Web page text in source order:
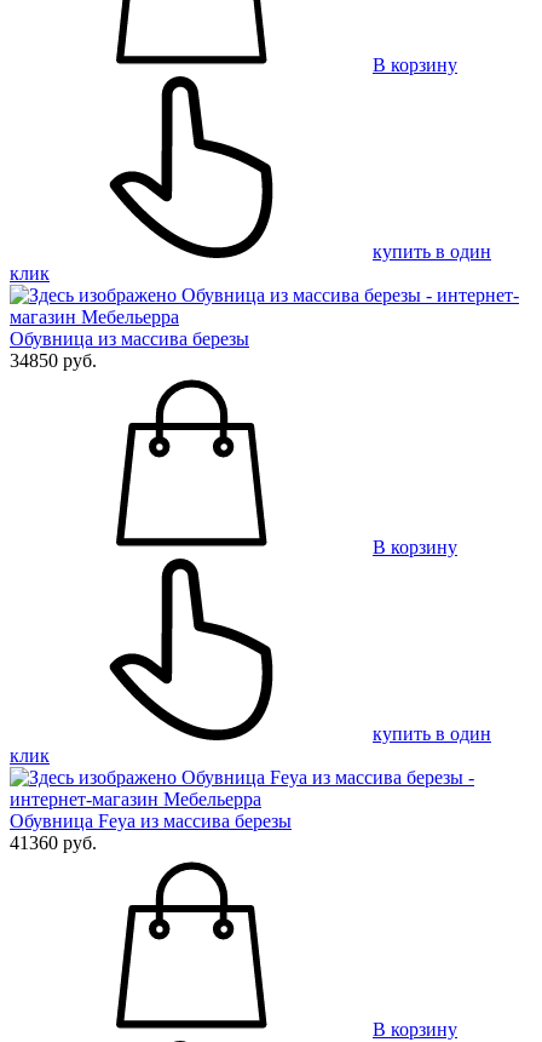
В корзину
купить в один
клик
Обувница из массива березы
34850 руб.
В корзину
купить в один
клик
Обувница Feya из массива березы
41360 руб.
В корзину